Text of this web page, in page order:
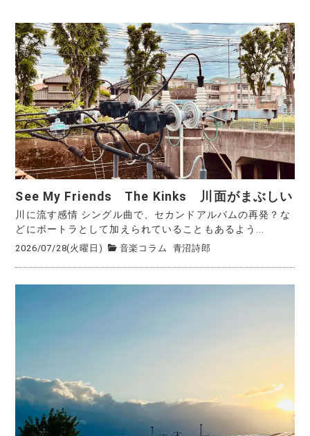
See My Friends The Kinks 川面がまぶしい
川に流す感情 シングル曲で、セカンドアルバムの再発？な
どにボートラとして加えられていることもあるよう...
2026/07/28(火曜日) 音楽コラム 青沼詩郎